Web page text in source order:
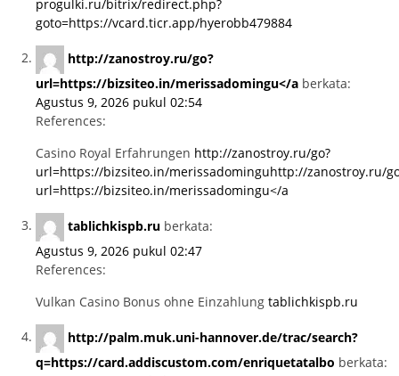
progulki.ru/bitrix/redirect.php?
goto=https://vcard.ticr.app/hyerobb479884
http://zanostroy.ru/go?
url=https://bizsiteo.in/merissadomingu</a berkata:
Agustus 9, 2026 pukul 02:54
References:
Casino Royal Erfahrungen http://zanostroy.ru/go?
url=https://bizsiteo.in/merissadominguhttp://zanostroy.ru/
url=https://bizsiteo.in/merissadomingu</a
tablichkispb.ru berkata:
Agustus 9, 2026 pukul 02:47
References:
Vulkan Casino Bonus ohne Einzahlung tablichkispb.ru
http://palm.muk.uni-hannover.de/trac/search?
q=https://card.addiscustom.com/enriquetatalbo berkata: